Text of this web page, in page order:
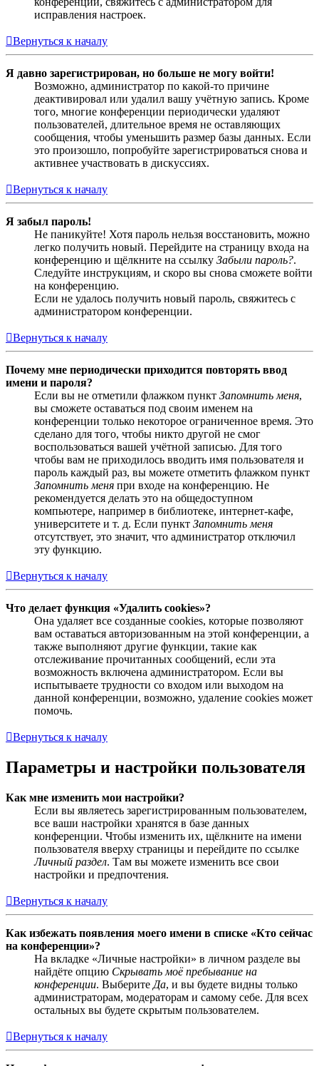
исправления настроек.
Вернуться к началу
Я давно зарегистрирован, но больше не могу войти!
Возможно, администратор по какой-то причине
деактивировал или удалил вашу учётную запись. Кроме
того, многие конференции периодически удаляют
пользователей, длительное время не оставляющих
сообщения, чтобы уменьшить размер базы данных. Если
это произошло, попробуйте зарегистрироваться снова и
активнее участвовать в дискуссиях.
Вернуться к началу
Я забыл пароль!
Не паникуйте! Хотя пароль нельзя восстановить, можно
легко получить новый. Перейдите на страницу входа на
конференцию и щёлкните на ссылку Забыли пароль?.
Следуйте инструкциям, и скоро вы снова сможете войти
на конференцию.
Если не удалось получить новый пароль, свяжитесь с
администратором конференции.
Вернуться к началу
Почему мне периодически приходится повторять ввод
имени и пароля?
Если вы не отметили флажком пункт Запомнить меня,
вы сможете оставаться под своим именем на
конференции только некоторое ограниченное время. Это
сделано для того, чтобы никто другой не смог
воспользоваться вашей учётной записью. Для того
чтобы вам не приходилось вводить имя пользователя и
пароль каждый раз, вы можете отметить флажком пункт
Запомнить меня при входе на конференцию. Не
рекомендуется делать это на общедоступном
компьютере, например в библиотеке, интернет-кафе,
университете и т. д. Если пункт Запомнить меня
отсутствует, это значит, что администратор отключил
эту функцию.
Вернуться к началу
Что делает функция «Удалить cookies»?
Она удаляет все созданные cookies, которые позволяют
вам оставаться авторизованным на этой конференции, а
также выполняют другие функции, такие как
отслеживание прочитанных сообщений, если эта
возможность включена администратором. Если вы
испытываете трудности со входом или выходом на
данной конференции, возможно, удаление cookies может
помочь.
Вернуться к началу
Параметры и настройки пользователя
Как мне изменить мои настройки?
Если вы являетесь зарегистрированным пользователем,
все ваши настройки хранятся в базе данных
конференции. Чтобы изменить их, щёлкните на имени
пользователя вверху страницы и перейдите по ссылке
Личный раздел. Там вы можете изменить все свои
настройки и предпочтения.
Вернуться к началу
Как избежать появления моего имени в списке «Кто сейчас
на конференции»?
На вкладке «Личные настройки» в личном разделе вы
найдёте опцию Скрывать моё пребывание на
конференции. Выберите Да, и вы будете видны только
администраторам, модераторам и самому себе. Для всех
остальных вы будете скрытым пользователем.
Вернуться к началу